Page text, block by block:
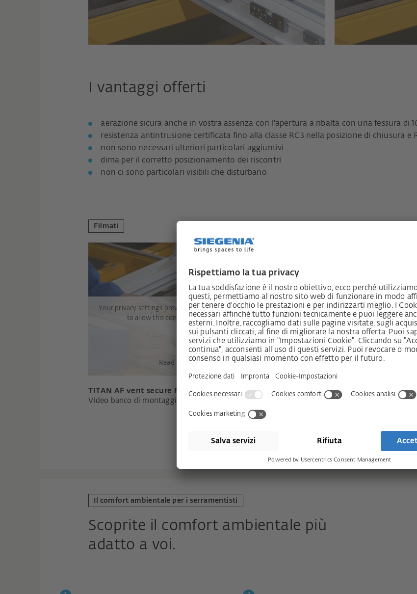
I vantaggi offerti
aerazione sicura anche in vostra assenza con l'apertura a ribalta con una fessura di
resistenza antintrusione certificata fino alla classe RC3 nella posizione di chiusura e
non sono necessari ulteriori particolari aggiuntivi
dima per il corretto posizionamento dei riscontri
non ci sono particolari visibili che disturbano
Filmati
Your privacy settings prevent YouTube Video from loading. If you want
to allow this content, please click on Display content.
Display content
Read more in ourPrivacy Policy
TITAN AF vent secure Rahmenteile-Anschlag
Video banco di montaggio
Your privacy settings
this
Il funzionamento di
Filmato
Il comfort ambientale per i serramentisti
Scoprite il comfort ambientale più
adatto a voi.